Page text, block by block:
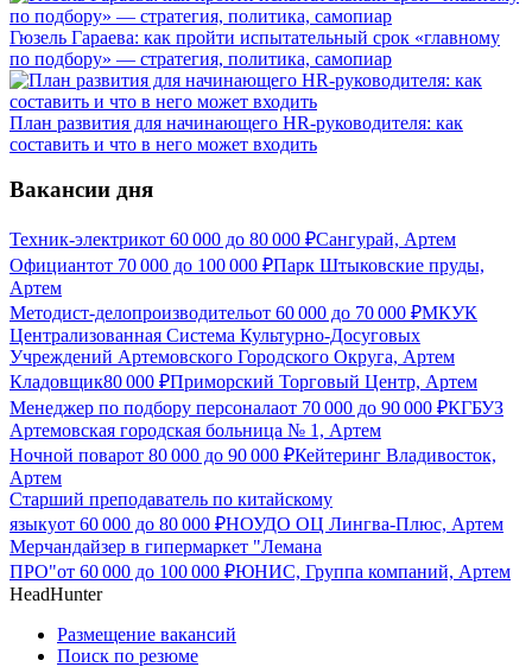
Гюзель Гараева: как пройти испытательный срок «главному
по подбору» — стратегия, политика, самопиар
План развития для начинающего HR-руководителя: как
составить и что в него может входить
Вакансии дня
Техник-электрикот 60 000 до 80 000 ₽Сангурай, Артем
Официантот 70 000 до 100 000 ₽Парк Штыковские пруды,
Артем
Методист-делопроизводительот 60 000 до 70 000 ₽МКУК
Централизованная Система Культурно-Досуговых
Учреждений Артемовского Городского Округа, Артем
Кладовщик80 000 ₽Приморский Торговый Центр, Артем
Менеджер по подбору персоналаот 70 000 до 90 000 ₽КГБУЗ
Артемовская городская больница № 1, Артем
Ночной поварот 80 000 до 90 000 ₽Кейтеринг Владивосток,
Артем
Старший преподаватель по китайскому
языкуот 60 000 до 80 000 ₽НОУДО ОЦ Лингва-Плюс, Артем
Мерчандайзер в гипермаркет "Лемана
ПРО"от 60 000 до 100 000 ₽ЮНИС, Группа компаний, Артем
HeadHunter
Размещение вакансий
Поиск по резюме